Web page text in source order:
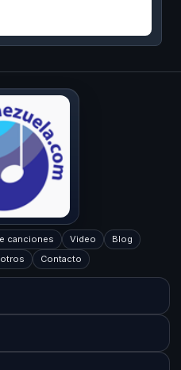
canciones Video
Blog
Contacto